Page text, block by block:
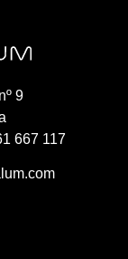
9
667 117